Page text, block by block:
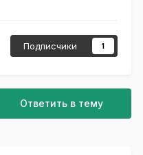
Подписчики 1
Ответить в тему